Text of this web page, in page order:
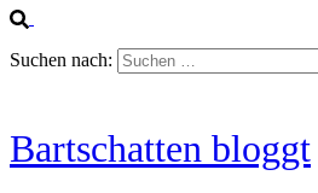
Suchen nach:
Bartschatten bloggt